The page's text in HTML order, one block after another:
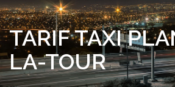
TARIF TAXI
LA-TOUR